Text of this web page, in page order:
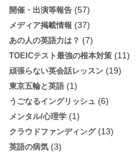
開催・出演等報告 (57)
メディア掲載情報 (37)
あの人の英語力は？ (7)
TOEICテスト最強の根本対策 (11)
頑張らない英会話レッスン (19)
東京五輪と英語 (1)
うごなるイングリッシュ (6)
メンタル/心理学 (1)
クラウドファンディング(13)
英語の病気 (3)